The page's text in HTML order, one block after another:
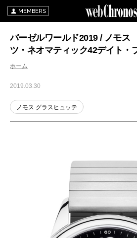
MEMBERS
バーゼルワールド2019 / ノモ
ツ・ネオマティック42デイト・
ホーム
2019.03.30
ノモス グラスヒュッテ